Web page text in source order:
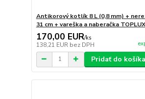
Antikorový kotlík 8 L (0,8 mm) +
31 cm + vareška a naberačka TOPLUX
170,00 EUR/ks
138,21 EUR bez DPH
Pridať do košíka